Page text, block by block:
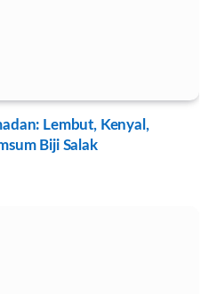
Lembut, Kenyal,
Biji Salak